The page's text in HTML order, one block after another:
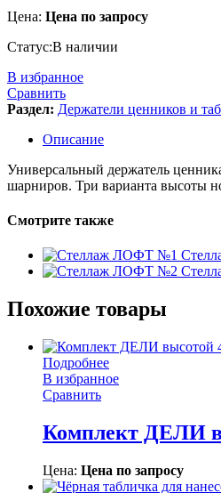
Цена: Цена по запросу
Статус:В наличии
В избранное
Сравнить
Раздел: Держатели ценников и
Описание
Универсальный держатель
шарниров. Три варианта высоты
Смотрите также
Похожие товары
Подробнее
В избранное
Сравнить
Комплект ДЕЛИ
Цена: Цена по запросу